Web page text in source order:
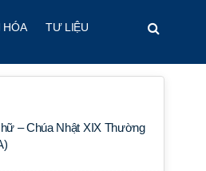
HÓA TƯ LIỆU
– Chúa Nhật XIX Thường